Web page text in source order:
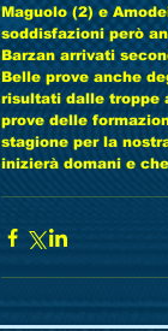
Maguolo (2) e
soddisfazioni però
Barzan arrivati
Belle prove anche
risultati dalle troppe
prove delle
stagione per la
inizierà domani e